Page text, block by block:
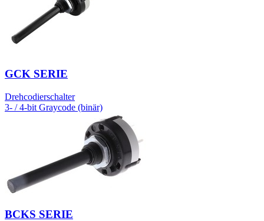
GCK SERIE
Drehcodierschalter
3- / 4-bit Graycode (binär)
BCKS SERIE